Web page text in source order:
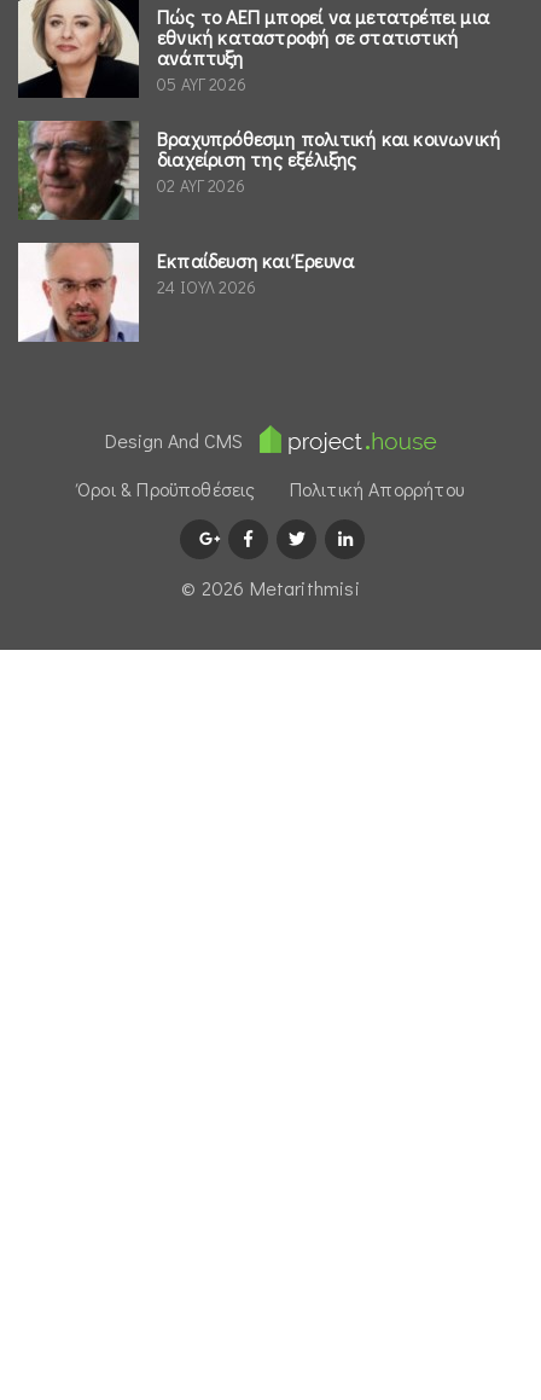
Πώς το ΑΕΠ μπορεί να μετατρέπει μια
εθνική καταστροφή σε στατιστική
ανάπτυξη
05 ΑΥΓ 2026
Βραχυπρόθεσμη πολιτική και κοινωνική
διαχείριση της εξέλιξης
02 ΑΥΓ 2026
Εκπαίδευση και Έρευνα
24 ΙΟΥΛ 2026
Design And CMS
Όροι & Προϋποθέσεις
Πολιτική Απορρήτου
© 2026 Μetarithmisi